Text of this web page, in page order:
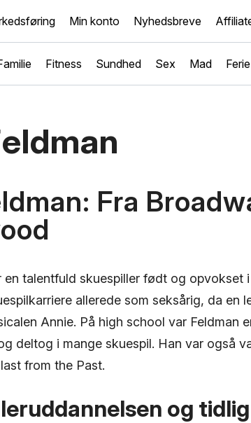
Min konto Nyhedsbreve
Fitness Sundhed Sex Mad Ferie
Fra
en talentfuld skuespiller født og opvokset
allerede som seksårig, da en
Annie. På high school var Feldman
deltog i mange skuespil. Han var også
from the Past.
og